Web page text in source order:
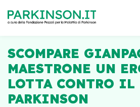
SCOMPARE
MAESTRONE UN
LOTTA CONTRO IL
PARKINSON